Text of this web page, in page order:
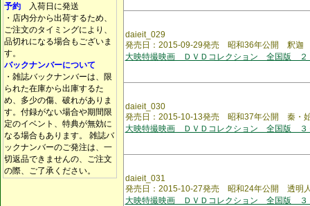
予約 入荷日に発送
・店内分から出荷するため、
ご注文のタイミングにより、
品切れになる場合もございま
す。
バックナンバーについて
・雑誌バックナンバーは、限
られた在庫から出庫するた
め、多少の傷、破れがありま
す。付録がない場合や期間限
定のイベント、特典が無効に
なる場合もあります。 雑誌バ
ックナンバーのご発注は、一
切返品できませんの、ご注文
の際、ご了承ください。
daieit_029
発売日：2015-09-29発売 昭和36年公開 釈迦
大映特撮映画 ＤＶＤコレクション 全国版 ２
daieit_030
発売日：2015-10-13発売 昭和37年公開 秦・
大映特撮映画 ＤＶＤコレクション 全国版 ３
daieit_031
発売日：2015-10-27発売 昭和24年公開 透明
大映特撮映画 ＤＶＤコレクション 全国版 ３